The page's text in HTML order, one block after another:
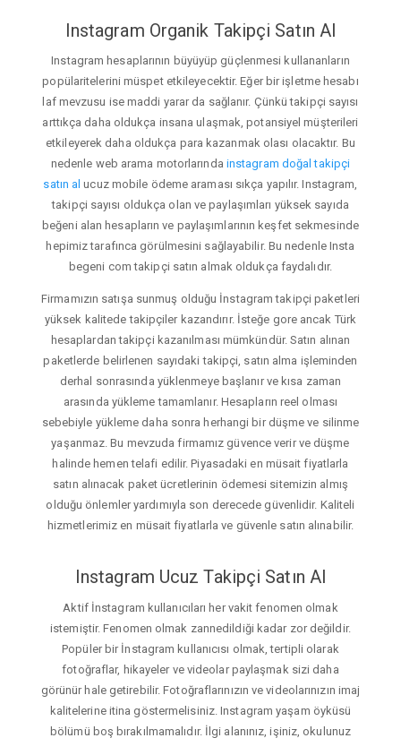
Instagram Organik Takipçi Satın Al
Instagram hesaplarının büyüyüp güçlenmesi kullananların
popülaritelerini müspet etkileyecektir. Eğer bir işletme hesabı
laf mevzusu ise maddi yarar da sağlanır. Çünkü takipçi sayısı
arttıkça daha oldukça insana ulaşmak, potansiyel müşterileri
etkileyerek daha oldukça para kazanmak olası olacaktır. Bu
nedenle web arama motorlarında instagram doğal takipçi
satın al ucuz mobile ödeme araması sıkça yapılır. Instagram,
takipçi sayısı oldukça olan ve paylaşımları yüksek sayıda
beğeni alan hesapların ve paylaşımlarının keşfet sekmesinde
hepimiz tarafınca görülmesini sağlayabilir. Bu nedenle Insta
begeni com takipçi satın almak oldukça faydalıdır.
Firmamızın satışa sunmuş olduğu İnstagram takipçi paketleri
yüksek kalitede takipçiler kazandırır. İsteğe gore ancak Türk
hesaplardan takipçi kazanılması mümkündür. Satın alınan
paketlerde belirlenen sayıdaki takipçi, satın alma işleminden
derhal sonrasında yüklenmeye başlanır ve kısa zaman
arasında yükleme tamamlanır. Hesapların reel olması
sebebiyle yükleme daha sonra herhangi bir düşme ve silinme
yaşanmaz. Bu mevzuda firmamız güvence verir ve düşme
halinde hemen telafi edilir. Piyasadaki en müsait fiyatlarla
satın alınacak paket ücretlerinin ödemesi sitemizin almış
olduğu önlemler yardımıyla son derecede güvenlidir. Kaliteli
hizmetlerimiz en müsait fiyatlarla ve güvenle satın alınabilir.
Instagram Ucuz Takipçi Satın Al
Aktif İnstagram kullanıcıları her vakit fenomen olmak
istemiştir. Fenomen olmak zannedildiği kadar zor değildir.
Popüler bir İnstagram kullanıcısı olmak, tertipli olarak
fotoğraflar, hikayeler ve videolar paylaşmak sizi daha
görünür hale getirebilir. Fotoğraflarınızın ve videolarınızın imaj
kalitelerine itina göstermelisiniz. Instagram yaşam öyküsü
bölümü boş bırakılmamalıdır. İlgi alanınız, işiniz, okulunuz